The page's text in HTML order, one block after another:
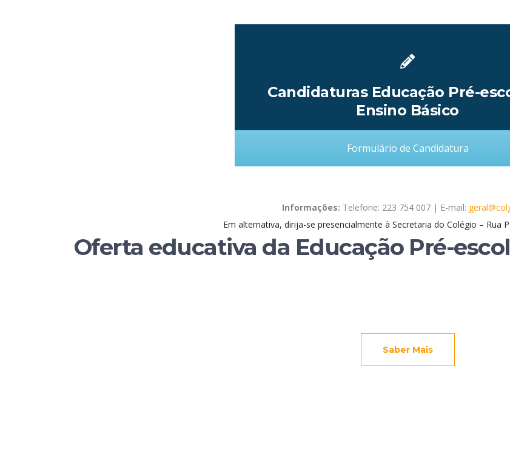
Candidaturas Educação Pré-
Ensino Básico
Formulário de Candidatura
Informações: Telefone: 223 754 007 | E-mail:
Em alternativa, dirija-se presencialmente à Secretaria do Colégio – Rua
Oferta educativa da Educação Pré-
Saber Mais